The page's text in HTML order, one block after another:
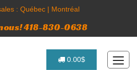
: Québec| Montréal
418-830-0638
0.00$